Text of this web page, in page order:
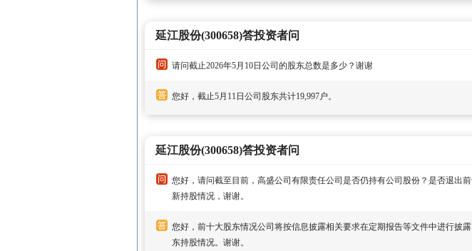
延江股份(300658)答投资者问
请问截止2026年5月10日公司的股东总数是多少？谢谢
您好，截止5月11日公司股东共计19,997户。
延江股份(300658)答投资者问
您好，请问截至目前，高盛公司有限责任公司是否仍持有公司股份？是否退出
新持股情况，谢谢。
您好，前十大股东情况公司将按信息披露相关要求在定期报告等文件中进行披
东持股情况。谢谢。